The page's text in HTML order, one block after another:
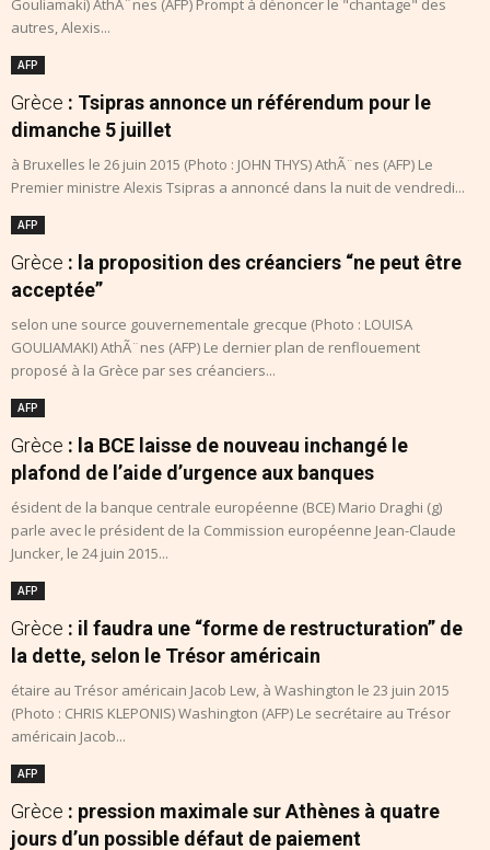
Gouliamaki) AthÃ¨nes (AFP) Prompt à dénoncer le "chantage" des
autres, Alexis...
AFP
Grèce : Tsipras annonce un référendum pour le
dimanche 5 juillet
à Bruxelles le 26 juin 2015 (Photo : JOHN THYS) AthÃ¨nes (AFP) Le
Premier ministre Alexis Tsipras a annoncé dans la nuit de vendredi...
AFP
Grèce : la proposition des créanciers “ne peut être
acceptée”
selon une source gouvernementale grecque (Photo : LOUISA
GOULIAMAKI) AthÃ¨nes (AFP) Le dernier plan de renflouement
proposé à la Grèce par ses créanciers...
AFP
Grèce : la BCE laisse de nouveau inchangé le
plafond de l’aide d’urgence aux banques
ésident de la banque centrale européenne (BCE) Mario Draghi (g)
parle avec le président de la Commission européenne Jean-Claude
Juncker, le 24 juin 2015...
AFP
Grèce : il faudra une “forme de restructuration” de
la dette, selon le Trésor américain
étaire au Trésor américain Jacob Lew, à Washington le 23 juin 2015
(Photo : CHRIS KLEPONIS) Washington (AFP) Le secrétaire au Trésor
américain Jacob...
AFP
Grèce : pression maximale sur Athènes à quatre
jours d’un possible défaut de paiement